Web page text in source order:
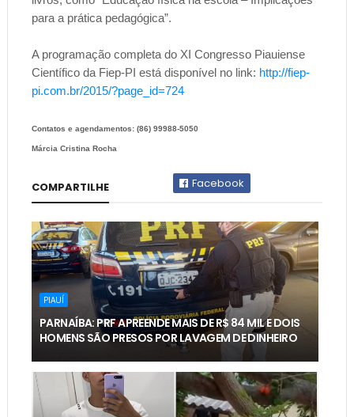
para a prática pedagógica”.
A programação completa do XI Congresso Piauiense
Científico da Fiep-PI está disponível no link: http://fiep-
pi.com.br/2015/?page_id=724
Contatos e agendamentos: (86) 99988-5050
Márcia Cristina Rocha
COMPARTILHE Facebook
PIAUÍ
PARNAÍBA: PRF APREENDE MAIS DE R$ 84 MIL E DOIS
HOMENS SÃO PRESOS POR LAVAGEM DE DINHEIRO